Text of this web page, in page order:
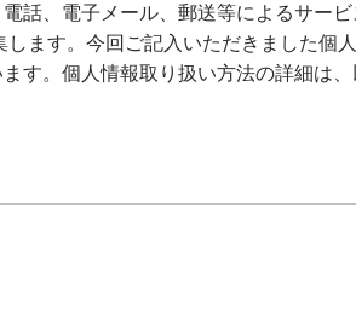
話、電子メール、郵送等によるサー
ます。今回ご記入いただきました個
す。個人情報取り扱い方法の詳細は、